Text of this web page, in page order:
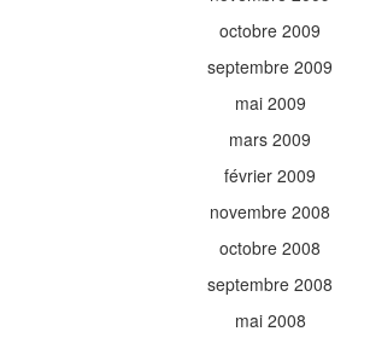
octobre 2009
septembre 2009
mai 2009
mars 2009
février 2009
novembre 2008
octobre 2008
septembre 2008
mai 2008